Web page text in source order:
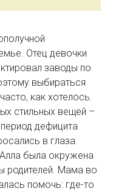
Отец девочки
заводы по
выбираться
как хотелось.
стильных вещей –
дефицита
в глаза.
была окружена
родителей. Мама во
помочь: где-то